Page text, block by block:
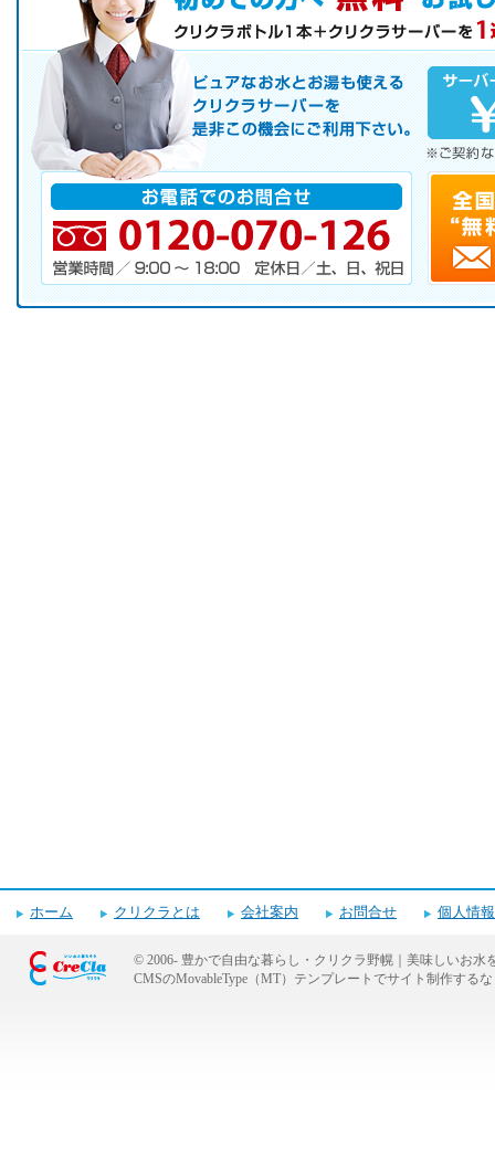
初めての方へ キャンペーン実施中！
お気軽にお申し込み下さい。
ピュアなお水とお湯も使えるクリクラサーバーを是非この機会にご
サーバレンタル
ご自宅まで配送
※ご契約なさらなくても結構です。
お電話でのお問合せ
ホーム クリクラとは 会社案内 お問合せ 個人情
© 2006- 豊かで自由な暮らし・クリクラ野幌｜美味しいお水
CMSのMovableType（MT）テンプレートでサイト制作する